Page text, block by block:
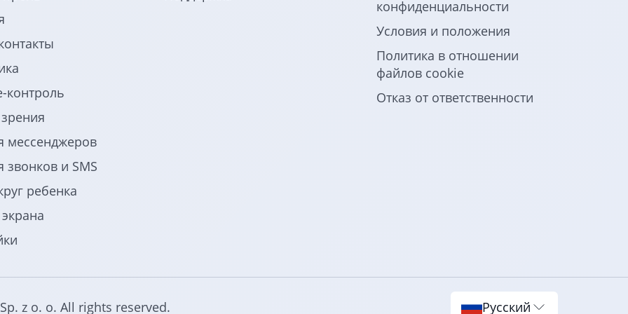
контроль
мессенджеров
звонков и SMS
ребенка
конфиденциальности
Условия и положения
Политика в отношении
файлов cookie
Отказ от ответственности
z o. o. All rights reserved. Русский